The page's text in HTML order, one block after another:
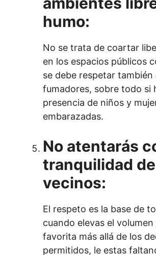
humo:
No se trata de coartar
en los espacios públicos
se debe respetar también
fumadores, sobre todo si
presencia de niños y
embarazadas.
No atentarás
tranquilidad
vecinos:
El respeto es la base de
cuando elevas el
favorita más allá de los
permitidos, le estas